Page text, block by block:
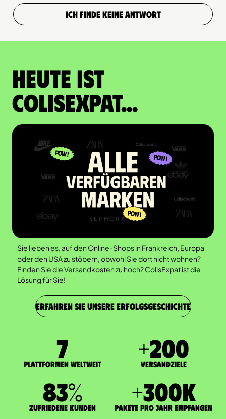
ICH FINDE KEINE ANTWORT
Heute ist
Colisexpat...
Sie lieben es, auf den Online-Shops in Frankreich, Europa
oder den USA zu stöbern, obwohl Sie dort nicht wohnen?
Finden Sie die Versandkosten zu hoch? ColisExpat ist die
Lösung für Sie!
ERFAHREN SIE UNSERE ERFOLGSGESCHICHTE
7
Plattformen weltweit
+200
Versandziele
83%
zufriedene Kunden
+300K
Pakete pro Jahr empfangen